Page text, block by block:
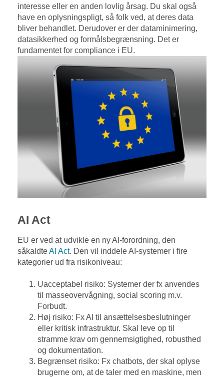
interesse eller en anden lovlig årsag. Du skal også
have en oplysningspligt, så folk ved, at deres data
bliver behandlet. Derudover er der dataminimering,
datasikkerhed og formålsbegrænsning. Det er
fundamentet for compliance i EU.
AI Act
EU er ved at udvikle en ny AI-forordning, den
såkaldteAI Act. Den vil inddele AI-systemer i fire
kategorier ud fra risikoniveau:
Uacceptabel risiko: Systemer der fx anvendes
til masseovervågning, social scoring m.v.
Forbudt.
Høj risiko: Fx AI til ansættelsesbeslutninger
eller kritisk infrastruktur. Skal leve op til
stramme krav om gennemsigtighed, robusthed
og dokumentation.
Begrænset risiko: Fx chatbots, der skal oplyse
brugerne om, at de taler med en maskine, men